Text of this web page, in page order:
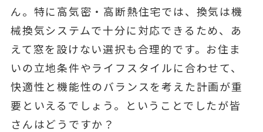
ん。特に高気密・高断熱住宅では、換気は機
械換気システムで十分に対応できるため、あ
えて窓を設けない選択も合理的です。お住ま
いの立地条件やライフスタイルに合わせて、
快適性と機能性のバランスを考えた計画が重
要といえるでしょう。ということでしたが皆
さんはどうですか？